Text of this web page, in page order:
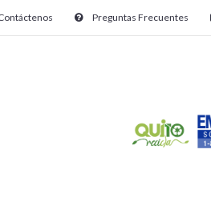
Preguntas Frecuentes